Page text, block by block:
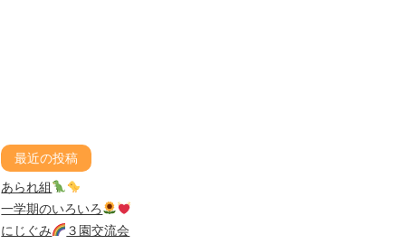
最近の投稿
あられ組
一学期のいろいろ
にじぐみ
３園交流会